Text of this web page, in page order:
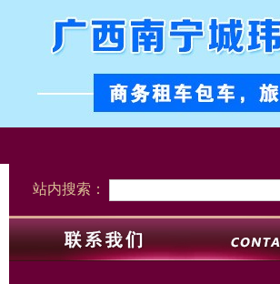
站内搜索：